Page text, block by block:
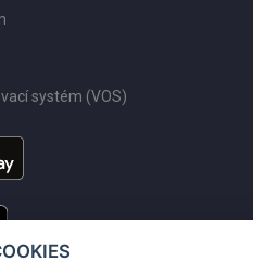
systém (VOS)